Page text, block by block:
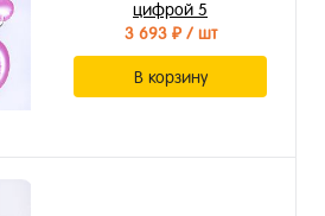
цифрой 5
3 693 ₽/ шт
В корзину